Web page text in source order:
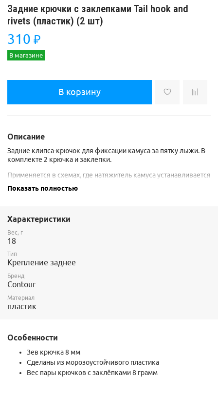
Задние крючки с заклепками Tail hook and
rivets (пластик) (2 шт)
310 ₽
В магазине
В корзину
Описание
Задние клипса-крючок для фиксации камуса за пятку лыжи. В
комплекте 2 крючка и заклепки.
Применяется в схемах, где натяжитель камуса устанавливается
натяжитель типаContour Rubber
пластика. Изначально разрабатывались под гоночные камуса,
где важны отсутствие подлипа, (которое бывает на
металлических крючках) и минимальный вес фурнитуры.
Показать полностью
Характеристики
Вес, г
18
Тип
Крепление заднее
Бренд
Contour
Материал
пластик
Особенности
Зев крючка 8 мм
Сделаны из морозоустойчивого пластика
Вес пары крючков с заклёпками 8 грамм